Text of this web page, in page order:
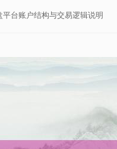
台账户结构与交易逻辑说明